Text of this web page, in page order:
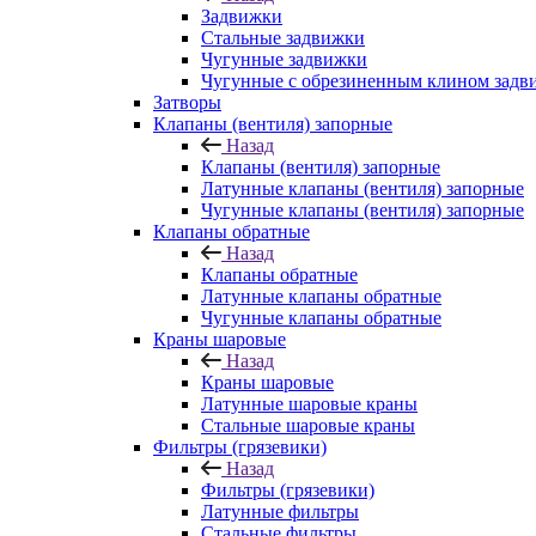
Задвижки
Стальные задвижки
Чугунные задвижки
Чугунные с обрезиненным клином
Затворы
Клапаны (вентиля) запорные
Назад
Клапаны (вентиля) запорные
Латунные клапаны (вентиля) запорные
Чугунные клапаны (вентиля) запорные
Клапаны обратные
Назад
Клапаны обратные
Латунные клапаны обратные
Чугунные клапаны обратные
Краны шаровые
Назад
Краны шаровые
Латунные шаровые краны
Стальные шаровые краны
Фильтры (грязевики)
Назад
Фильтры (грязевики)
Латунные фильтры